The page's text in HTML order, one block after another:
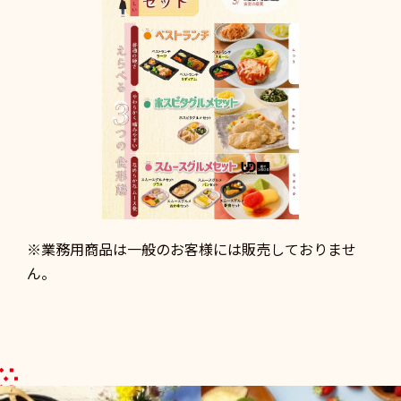
※業務用商品は一般のお客様には販売しておりませ
ん。